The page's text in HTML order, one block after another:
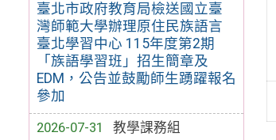
臺北市政府教育局檢送國立臺
灣師範大學辦理原住民族語言
臺北學習中心 115年度第2期
「族語學習班」招生簡章及
EDM，公告並鼓勵師生踴躍報名
參加
2026-07-31
教學課務組